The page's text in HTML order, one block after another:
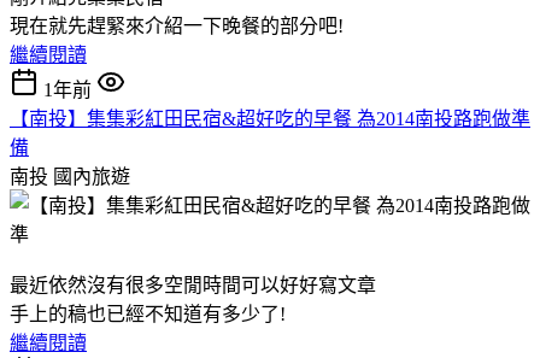
現在就先趕緊來介紹一下晚餐的部分吧!
繼續閱讀
1年前
【南投】集集彩紅田民宿&超好吃的早餐 為2014南投路跑做準
備
南投 國內旅遊
最近依然沒有很多空閒時間可以好好寫文章
手上的稿也已經不知道有多少了!
繼續閱讀